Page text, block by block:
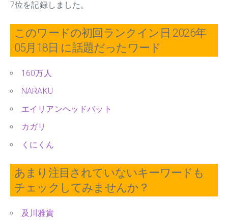
7位を記録しました。
このワードの初回ランクイン日 2026年
05月18日 に話題だったワード
160万人
NARAKU
エイリアンヘッドバット
カガリ
くにくん
あまり注目されていないキーワードも
チェックしてみませんか？
及川雅貴